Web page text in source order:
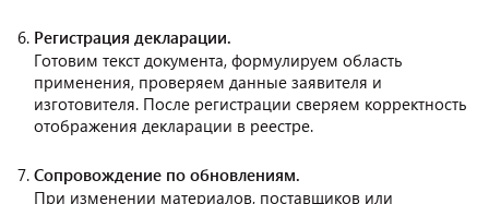
Регистрация декларации.
Готовим текст документа, формулируем область
применения, проверяем данные заявителя и
изготовителя. После регистрации сверяем корректность
отображения декларации в реестре.
Сопровождение по обновлениям.
При изменении материалов, поставщиков или